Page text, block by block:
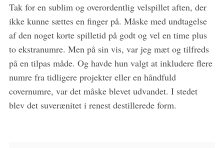
Tak for en sublim og overordentlig velspillet aften, der
ikke kunne sættes en finger på. Måske med undtagelse
af den noget korte spilletid på godt og vel en time plus
to ekstranumre. Men på sin vis, var jeg mæt og tilfreds
på en tilpas måde. Og havde hun valgt at inkludere flere
numre fra tidligere projekter eller en håndfuld
covernumre, var det måske blevet udvandet. I stedet
blev det suverænitet i renest destillerede form.